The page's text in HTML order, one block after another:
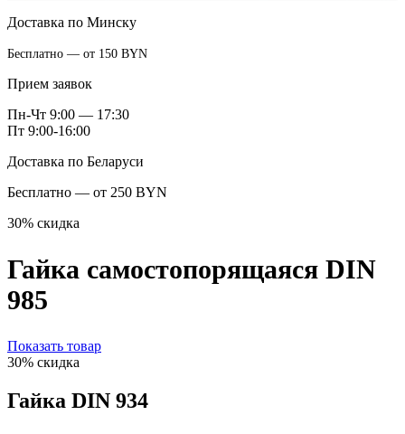
Доставка по Минску
Бесплатно — от 150 BYN
Прием заявок
Пн-Чт 9:00 — 17:30
Пт 9:00-16:00
Доставка по Беларуси
Бесплатно — от 250 BYN
30% скидка
Гайка самостопорящаяся DIN
985
Показать товар
30% скидка
Гайка DIN 934